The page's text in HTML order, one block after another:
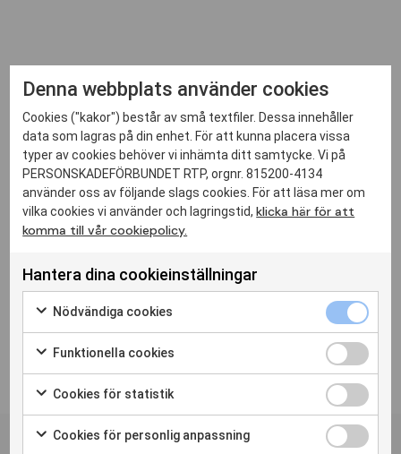
...
Personskadeförbundet RTPs
nyhetsbrev
Denna webbplats använder cookies
Cookies ("kakor") består av små textfiler. Dessa innehåller
data som lagras på din enhet. För att kunna placera vissa
typer av cookies behöver vi inhämta ditt samtycke. Vi på
PERSONSKADEFÖRBUNDET RTP, orgnr. 815200-4134
använder oss av följande slags cookies. För att läsa mer om
vilka cookies vi använder och lagringstid,klicka här för att
komma till vår cookiepolicy.
Hantera dina cookieinställningar
Nödvändiga cookies
Funktionella cookies
Cookies för statistik
Cookies för personlig anpassning